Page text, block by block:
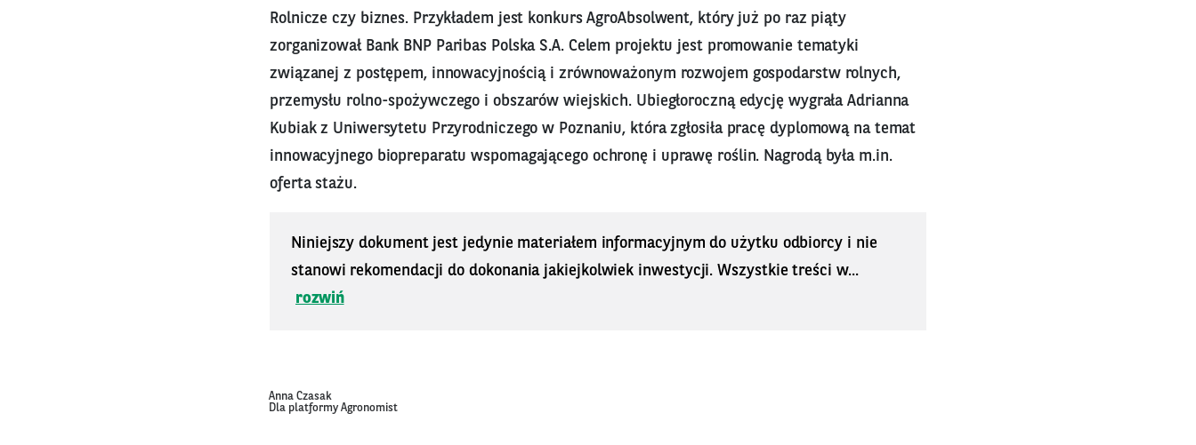
Rolnicze czy biznes. Przykładem jest konkurs AgroAbsolwent, który już po raz piąty
zorganizował Bank BNP Paribas Polska S.A. Celem projektu jest promowanie tematyki
związanej z postępem, innowacyjnością i zrównoważonym rozwojem gospodarstw rolnych,
przemysłu rolno-spożywczego i obszarów wiejskich. Ubiegłoroczną edycję wygrała Adrianna
Kubiak z Uniwersytetu Przyrodniczego w Poznaniu, która zgłosiła pracę dyplomową na temat
innowacyjnego biopreparatu wspomagającego ochronę i uprawę roślin. Nagrodą była m.in.
oferta stażu.
Niniejszy dokument jest jedynie materiałem informacyjnym do użytku odbiorcy i nie
stanowi rekomendacji do dokonania jakiejkolwiek inwestycji. Wszystkie treści w...
rozwiń
Anna Czasak
Dla platformy Agronomist